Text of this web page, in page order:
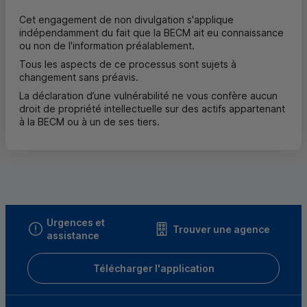
Cet engagement de non divulgation s'applique
indépendamment du fait que la BECM ait eu connaissance
ou non de l'information préalablement.
Tous les aspects de ce processus sont sujets à
changement sans préavis.
La déclaration d’une vulnérabilité ne vous confère aucun
droit de propriété intellectuelle sur des actifs appartenant
à la BECM ou à un de ses tiers.
Urgences et
assistance
Trouver une agence
Télécharger l'application